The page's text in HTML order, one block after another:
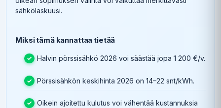
sähkölaskuusi.
Miksi tämä kannattaa tietää
Halvin pörssisähkö 2026 voi säästää jopa 1 200 €/v.
Pörssisähkön keskihinta 2026 on 14–22 snt/kWh.
Oikein ajoitettu kulutus voi vähentää kustannuksia